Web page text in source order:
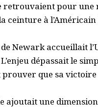
retrouvaient pour une
ceinture à
Newark accueillait
dépassait le
que sa victoire
ajoutait une